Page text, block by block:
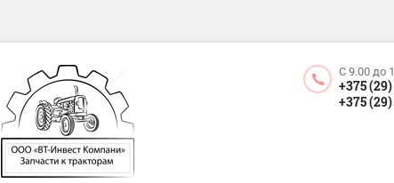
С 9.00 до
+375
+375